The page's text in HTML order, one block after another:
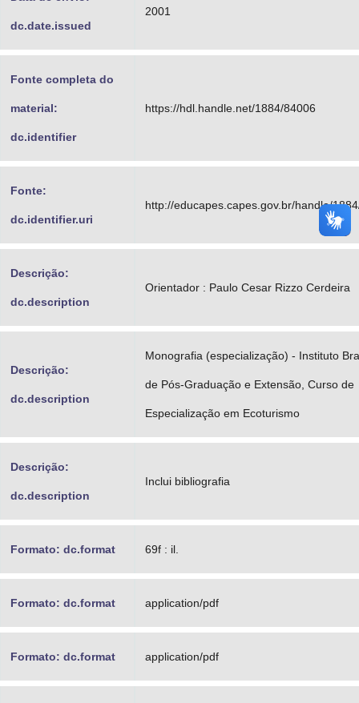
dc.date.issued
2001
Fonte completa do
material:
dc.identifier
https://hdl.handle.net/1884/84006
Fonte:
dc.identifier.uri
http://educapes.capes.gov.br/handle/
Descrição:
dc.description
Orientador : Paulo Cesar Rizzo Cerdeira
Descrição:
dc.description
Monografia (especialização) - Instituto
de Pós-Graduação e Extensão, Curso de
Especialização em Ecoturismo
Descrição:
dc.description
Inclui bibliografia
Formato: dc.format 69f : il.
Formato: dc.format application/pdf
Formato: dc.format application/pdf